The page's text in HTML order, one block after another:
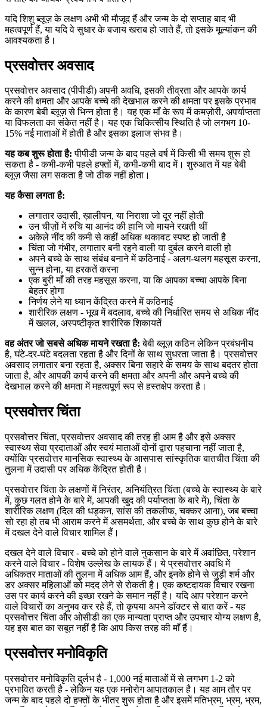
यदि शिशु ब्लूज़ के लक्षण अभी भी मौजूद हैं और जन्म के दो सप्ताह बाद भी
महत्वपूर्ण हैं, या यदि वे सुधार के बजाय खराब हो जाते हैं, तो इसके मूल्यांकन की
आवश्यकता है।
प्रसवोत्तर अवसाद
प्रसवोत्तर अवसाद (पीपीडी) अपनी अवधि, इसकी तीव्रता और आपके कार्य
करने की क्षमता और आपके बच्चे की देखभाल करने की क्षमता पर इसके प्रभाव
के कारण बेबी ब्लूज़ से भिन्न होता है। यह एक माँ के रूप में कमज़ोरी, अपर्याप्तता
या विफलता का संकेत नहीं है। यह एक चिकित्सीय स्थिति है जो लगभग 10-
15% नई माताओं में होती है और इसका इलाज संभव है।
यह कब शुरू होता है: पीपीडी जन्म के बाद पहले वर्ष में किसी भी समय शुरू हो
सकता है - कभी-कभी पहले हफ्तों में, कभी-कभी बाद में। शुरुआत में यह बेबी
ब्लूज़ जैसा लग सकता है जो ठीक नहीं होता।
यह कैसा लगता है:
लगातार उदासी, ख़ालीपन, या निराशा जो दूर नहीं होती
उन चीज़ों में रुचि या आनंद की हानि जो मायने रखती थीं
अकेले नींद की कमी से कहीं अधिक थकावट स्पष्ट हो जाती है
चिंता जो गंभीर, लगातार बनी रहने वाली या दुर्बल करने वाली हो
अपने बच्चे के साथ संबंध बनाने में कठिनाई - अलग-थलग महसूस करना,
सुन्न होना, या हरकतें करना
एक बुरी माँ की तरह महसूस करना, या कि आपका बच्चा आपके बिना
बेहतर होगा
निर्णय लेने या ध्यान केंद्रित करने में कठिनाई
शारीरिक लक्षण - भूख में बदलाव, बच्चे की निर्धारित समय से अधिक नींद
में खलल, अस्पष्टीकृत शारीरिक शिकायतें
वह अंतर जो सबसे अधिक मायने रखता है: बेबी ब्लूज़ कठिन लेकिन प्रबंधनीय
है, घंटे-दर-घंटे बदलता रहता है और दिनों के साथ सुधरता जाता है। प्रसवोत्तर
अवसाद लगातार बना रहता है, अक्सर बिना सहारे के समय के साथ बदतर होता
जाता है, और आपकी कार्य करने की क्षमता और अपनी और अपने बच्चे की
देखभाल करने की क्षमता में महत्वपूर्ण रूप से हस्तक्षेप करता है।
प्रसवोत्तर चिंता
प्रसवोत्तर चिंता, प्रसवोत्तर अवसाद की तरह ही आम है और इसे अक्सर
स्वास्थ्य सेवा प्रदाताओं और स्वयं माताओं दोनों द्वारा पहचाना नहीं जाता है,
क्योंकि प्रसवोत्तर मानसिक स्वास्थ्य के आसपास सांस्कृतिक बातचीत चिंता की
तुलना में उदासी पर अधिक केंद्रित होती है।
प्रसवोत्तर चिंता के लक्षणों में निरंतर, अनियंत्रित चिंता (बच्चे के स्वास्थ्य के बारे
में, कुछ गलत होने के बारे में, आपकी खुद की पर्याप्तता के बारे में), चिंता के
शारीरिक लक्षण (दिल की धड़कन, सांस की तकलीफ, चक्कर आना), जब बच्चा
सो रहा हो तब भी आराम करने में असमर्थता, और बच्चे के साथ कुछ होने के बारे
में दखल देने वाले विचार शामिल हैं।
दखल देने वाले विचार - बच्चे को होने वाले नुकसान के बारे में अवांछित, परेशान
करने वाले विचार - विशेष उल्लेख के लायक हैं। ये प्रसवोत्तर अवधि में
अधिकतर माताओं की तुलना में अधिक आम हैं, और इनके होने से जुड़ी शर्म और
डर अक्सर महिलाओं को मदद लेने से रोकती है। एक कष्टदायक विचार रखना
उस पर कार्य करने की इच्छा रखने के समान नहीं है। यदि आप परेशान करने
वाले विचारों का अनुभव कर रहे हैं, तो कृपया अपने डॉक्टर से बात करें - यह
प्रसवोत्तर चिंता और ओसीडी का एक मान्यता प्राप्त और उपचार योग्य लक्षण है,
यह इस बात का सबूत नहीं है कि आप किस तरह की माँ हैं।
प्रसवोत्तर मनोविकृति
प्रसवोत्तर मनोविकृति दुर्लभ है - 1,000 नई माताओं में से लगभग 1-2 को
प्रभावित करती है - लेकिन यह एक मनोरोग आपातकाल है। यह आम तौर पर
जन्म के बाद पहले दो हफ्तों के भीतर शुरू होता है और इसमें मतिभ्रम, भ्रम, भ्रम,